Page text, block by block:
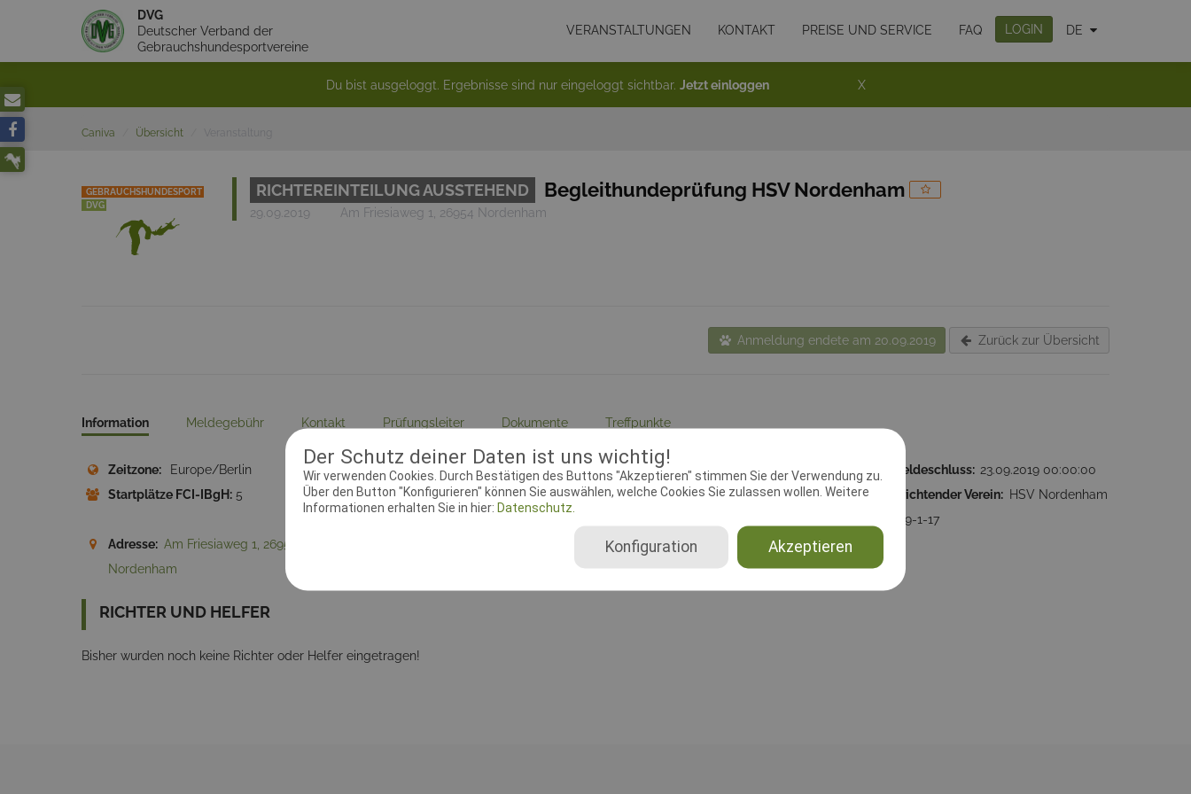
Der Schutz deiner Daten ist uns wichtig!
Wir verwenden Cookies. Durch Bestätigen des Buttons "Akzeptieren" stimmen Sie der Verwendung zu.
Über den Button "Konfigurieren" können Sie auswählen, welche Cookies Sie zulassen wollen. Weitere
Informationen erhalten Sie in hier: Datenschutz.
Akzeptieren
Konfiguration
DVG
Deutscher Verband der
Gebrauchshundesportvereine
VERANSTALTUNGEN KONTAKT PREISE UND SERVICE FAQ LOGIN DE
Du bist ausgeloggt. Ergebnisse sind nur eingeloggt sichtbar. Jetzt einloggen X
Caniva Übersicht
GEBRAUCHSHUNDESPORT
DVG
RICHTEREINTEILUNG AUSSTEHEND Begleithundeprüfung HSV Nordenham
29.09.2019 Am Friesiaweg 1, 26954 Nordenham
Anmeldung endete am 20.09.2019 Zurück zur Übersicht
Information Meldegebühr Kontakt Prüfungsleiter Dokumente Treffpunkte
Zeitzone: Europe/Berlin Meldebeginn: 07.09.2019 00:00:00 Meldeschluss: 20.09.2019 00:00:00 2. Meldeschluss: 23.09.2019 00:00:00
Startplätze FCI-IBgH: 5 Startplätze Begleithundprüfung:8 Disziplin: FCI-IBgH,
Ausrichtender Verein: HSV Nordenham
e.V., 9-1-17
Adresse: Am Friesiaweg 1, 26954
Nordenham
RICHTER UND HELFER
Bisher wurden noch keine Richter oder Helfer eingetragen!